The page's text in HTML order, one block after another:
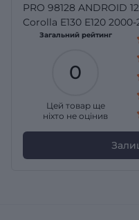
PRO 98128 ANDROID
Corolla E130 E120
Загальний рейтинг
0
Цей товар ще
ніхто не оцінив